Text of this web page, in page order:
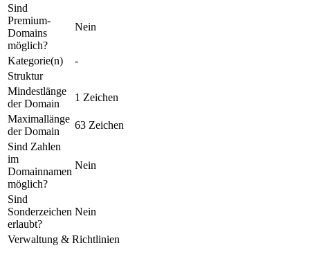
Sind
Premium-
Domains
möglich?
Nein
Kategorie(n)
-
Struktur
Mindestlänge
der Domain
1 Zeichen
Maximallänge
der Domain
63 Zeichen
Sind Zahlen
im
Domainnamen
möglich?
Nein
Sind
Sonderzeichen
erlaubt?
Nein
Verwaltung & Richtlinien